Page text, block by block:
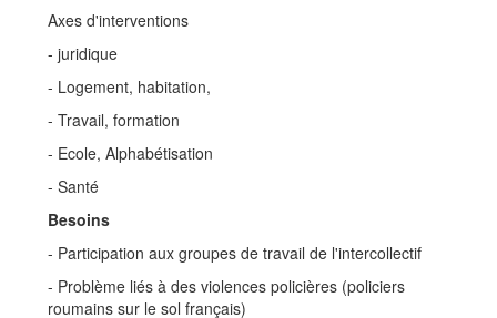
Axes d'interventions
- juridique
- Logement, habitation,
- Travail, formation
- Ecole, Alphabétisation
- Santé
Besoins
- Participation aux groupes de travail de l'intercollectif
- Problème liés à des violences policières (policiers
roumains sur le sol français)